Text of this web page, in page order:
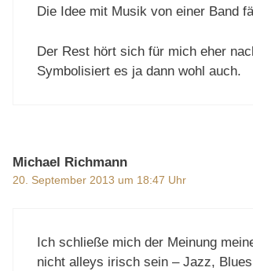
Die Idee mit Musik von einer Band
Der Rest hört sich für mich eher
Symbolisiert es ja dann wohl auch.
Michael Richmann
20. September 2013 um 18:47 Uhr
Ich schließe mich der Meinung
nicht alleys irisch sein – Jazz,